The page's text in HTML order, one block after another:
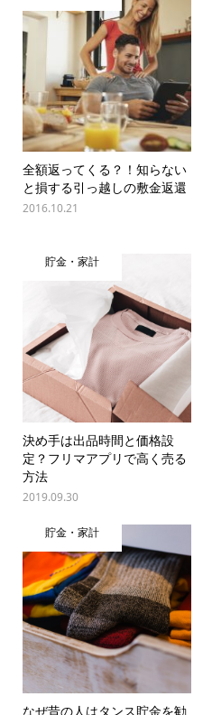
全額返ってくる？！知らない
と損する引っ越しの敷金返還
2016.10.21
貯金・家計
決め手は出品時間と価格設
定？フリマアプリで高く売る
方法
2019.09.30
貯金・家計
なぜ昔の人はタンス貯金を勧